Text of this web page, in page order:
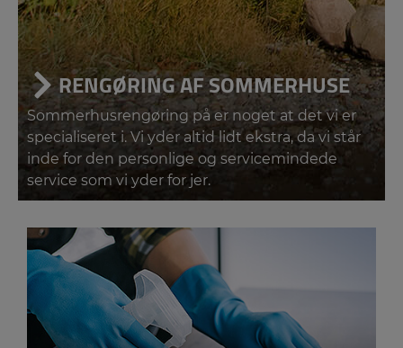
RENGØRING AF SOMMERHUSE
Sommerhusrengøring på er noget at det vi er
specialiseret i. Vi yder altid lidt ekstra, da vi står
inde for den personlige og servicemindede
service som vi yder for jer.